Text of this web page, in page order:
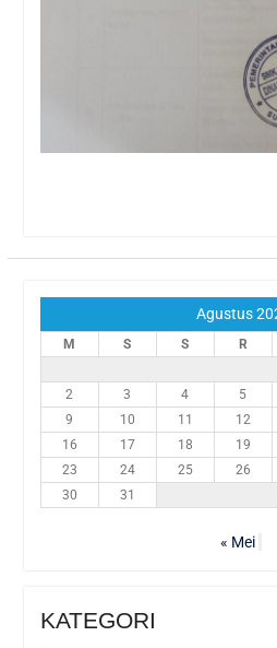
Agustus
M S S R
2
3 4 5
9
10 11 12
16
17 18 19
23
24 25 26
30
31
« Mei
KATEGORI